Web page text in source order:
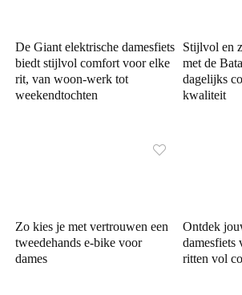
De Giant elektrische damesfiets
biedt stijlvol comfort voor elke
rit, van woon-werk tot
weekendtochten
Stijlvol en
met de
dagelijks
kwaliteit
Zo kies je met vertrouwen een
tweedehands e-bike voor
dames
Ontdek
damesfiets
ritten vol